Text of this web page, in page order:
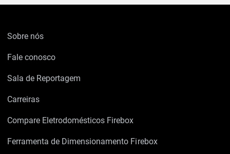
Sobre nós
Fale conosco
Sala de Reportagem
Carreiras
Compare Eletrodomésticos Firebox
Ferramenta de Dimensionamento Firebox